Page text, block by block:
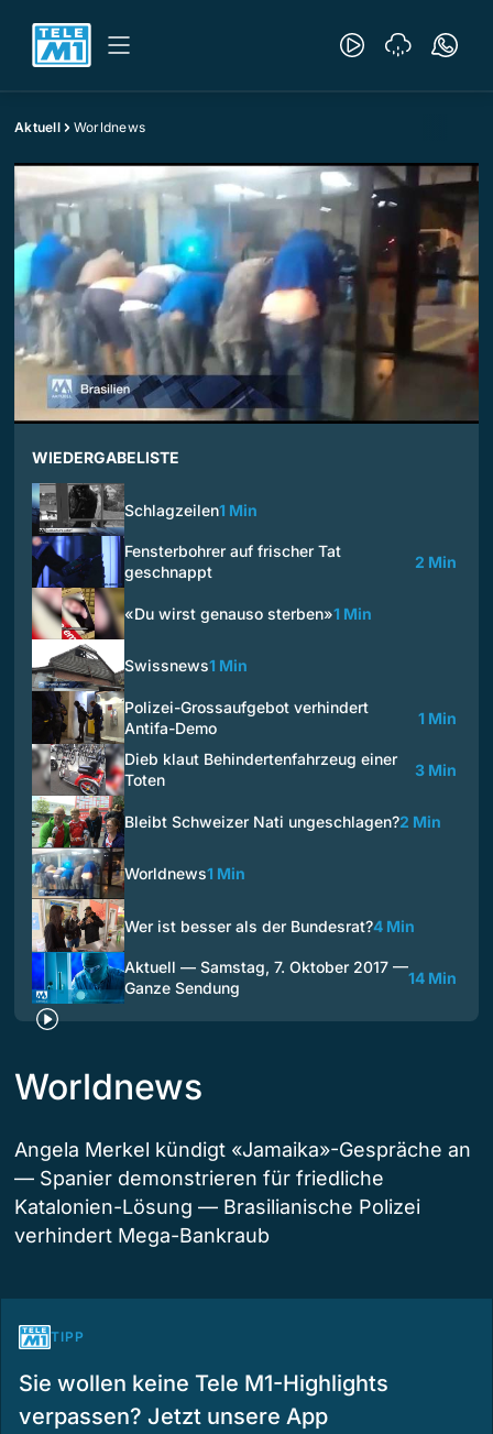
Aktuell Worldnews
WIEDERGABELISTE
Schlagzeilen1 Min
Fensterbohrer auf frischer Tat
geschnappt
2 Min
«Du wirst genauso sterben»1 Min
Swissnews1 Min
Polizei-Grossaufgebot verhindert
Antifa-Demo
1 Min
Dieb klaut Behindertenfahrzeug einer
Toten
3 Min
Bleibt Schweizer Nati ungeschlagen?2 Min
Worldnews1 Min
Wer ist besser als der Bundesrat?4 Min
Aktuell — Samstag, 7. Oktober 2017 —
Ganze Sendung
14 Min
Worldnews
Angela Merkel kündigt «Jamaika»-Gespräche an
— Spanier demonstrieren für friedliche
Katalonien-Lösung — Brasilianische Polizei
verhindert Mega-Bankraub
TIPP
Sie wollen keine Tele M1-Highlights
verpassen? Jetzt unsere App